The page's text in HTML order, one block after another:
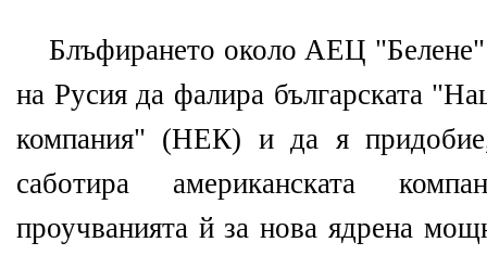
Блъфирането около АЕЦ "Белене"
на Русия да фалира българската
компания" (НЕК) и да я
саботира американската
проучванията й за нова ядрена